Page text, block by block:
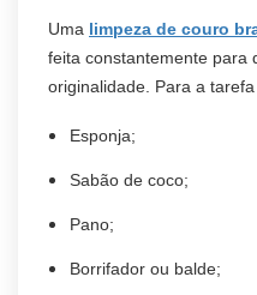
Uma limpeza de couro
feita constantemente para
originalidade. Para a
Esponja;
Sabão de coco;
Pano;
Borrifador ou balde;